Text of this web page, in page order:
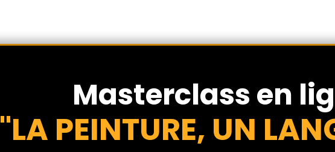
Masterclass en
"LA PEINTURE, UN